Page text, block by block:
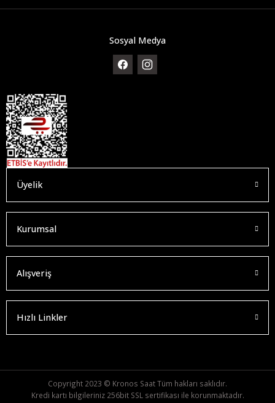
Sosyal Medya
Üyelik
Kurumsal
Alışveriş
Hızlı Linkler
Copyright 2023 © Kronos Saat Tüm hakları saklıdır.
Kredi kartı bilgileriniz 256bit SSL sertifikası ile korunmaktadır.